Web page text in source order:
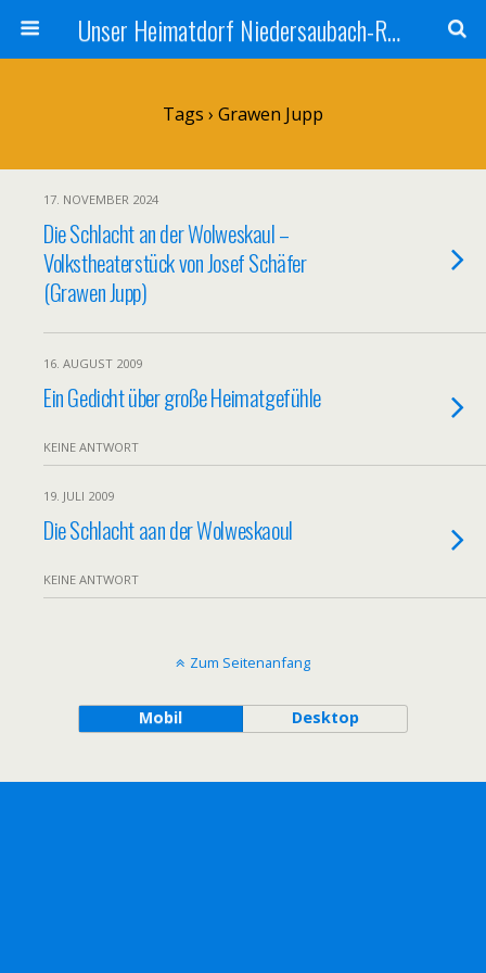
Unser Heimatdorf Niedersaubach-Rümmelbach
Tags › Grawen Jupp
17. NOVEMBER 2024
Die Schlacht an der Wolweskaul –
Volkstheaterstück von Josef Schäfer
(Grawen Jupp)
16. AUGUST 2009
Ein Gedicht über große Heimatgefühle
KEINE ANTWORT
19. JULI 2009
Die Schlacht aan der Wolweskaoul
KEINE ANTWORT
Zum Seitenanfang
Mobil Desktop